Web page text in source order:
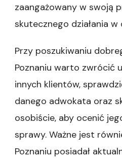
zaangażowany w swoją
skutecznego działania
Przy poszukiwaniu
Poznaniu warto zwrócić
innych klientów,
danego adwokata oraz
osobiście, aby ocenić
sprawy. Ważne jest
Poznaniu posiadał